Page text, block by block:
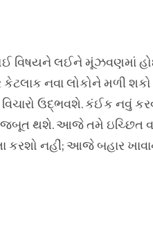
વિષયને લઈને મૂંઝવણમાં
નવા લોકોને મળી
ઉદ્ભવશે. કંઈક નવું
મજબૂત થશે. આજે તમે ઇચ્છિત
નહીં; આજે બહાર